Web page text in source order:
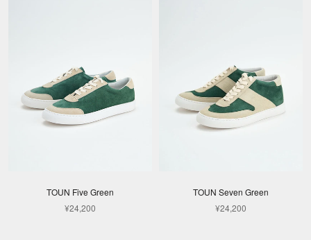
TOUN Five Green
¥24,200
TOUN Seven Green
¥24,200